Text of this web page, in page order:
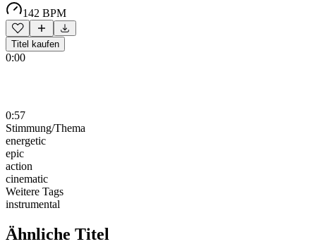
142 BPM
Titel kaufen
0:00
0:57
Stimmung/Thema
energetic
epic
action
cinematic
Weitere Tags
instrumental
Ähnliche Titel